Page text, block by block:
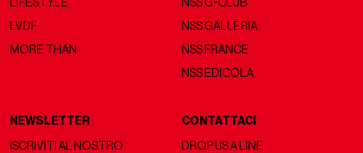
LIFESTYLE
LVDF
MORE THAN
NSS G-CLUB
NSS GALLERIA
NSS FRANCE
NSS EDICOLA
NEWSLETTER
ISCRIVITI AL NOSTRO
CONTATTACI
DROP US A LINE